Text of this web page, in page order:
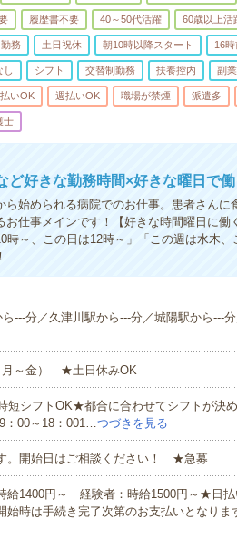
履歴書不要 40～50代活躍 60歳以上活
務 土日祝休 朝10時以降スタート 16
し シフト 交替制勤務 扶養控内 副
いOK 週払いOK 職場が禁煙 派遣多
士
ど好きな勤務時間×好きな曜日で働
ら始められる病院でのお仕事。患者さんに
仕事メインです！【好きな時間曜日に働
時～、この日は12時～」「この週は水木
---分／久津川駅から---分／城陽駅から---
月～金） ★土日休みOK
短シフトOK★都合に合わせてシフトが決
：00～18：001…つづきを見る
。開始日はご相談ください！ ★急募
給1400円～ 経験者：時給1500円～★日払
時は手続き完了次第のお支払いとなりま